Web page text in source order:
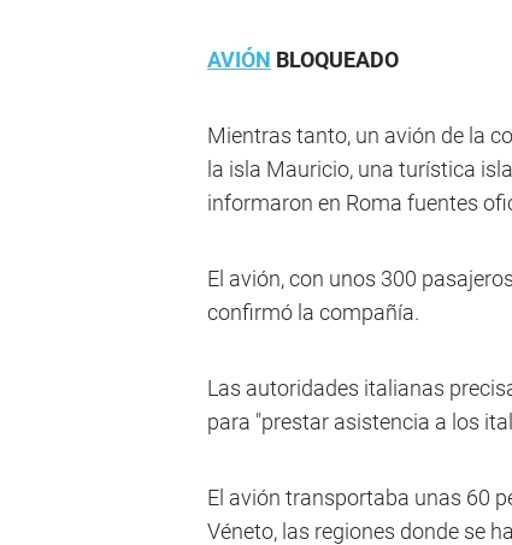
AVIÓN BLOQUEADO
Mientras tanto, un avión de la
la isla Mauricio, una turística
informaron en Roma fuentes
El avión, con unos 300
confirmó la compañía.
Las autoridades italianas
para "prestar asistencia a los
El avión transportaba unas 60
Véneto, las regiones donde se